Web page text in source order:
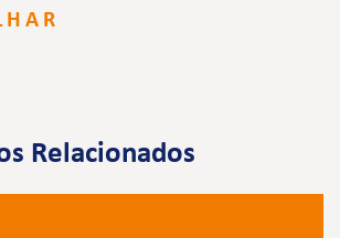
Relacionados